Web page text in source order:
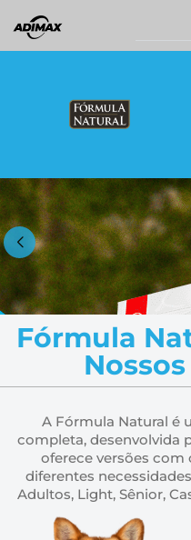
para
o
Fórmula
A Fórmula Natural é
completa, desenvolvida
oferece versões com
diferentes
Adultos, Light, Sênior,